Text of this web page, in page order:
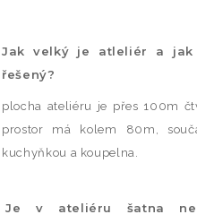
Jak velký je atleliér a jak
řešený?
plocha ateliéru je přes 100m
prostor má kolem 80m,
kuchyňkou a koupelna.
Je v ateliéru šatna